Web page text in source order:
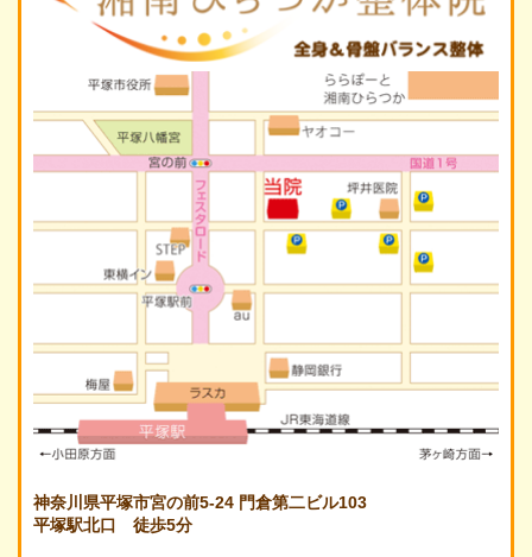
神奈川県平塚市宮の前5-24 門倉第二ビル103
平塚駅北口 徒歩5分